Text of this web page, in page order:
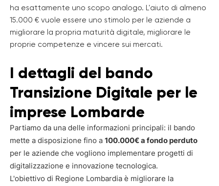
ha esattamente uno scopo analogo. L'aiuto di almeno
15.000 € vuole essere uno stimolo per le aziende a
migliorare la propria maturità digitale, migliorare le
proprie competenze e vincere sui mercati.
I dettagli del bando
Transizione Digitale per le
imprese Lombarde
Partiamo da una delle informazioni principali: il bando
mette a disposizione fino a 100.000€ a fondo perduto
per le aziende che vogliono implementare progetti di
digitalizzazione e innovazione tecnologica.
L'obiettivo di Regione Lombardia è migliorare la